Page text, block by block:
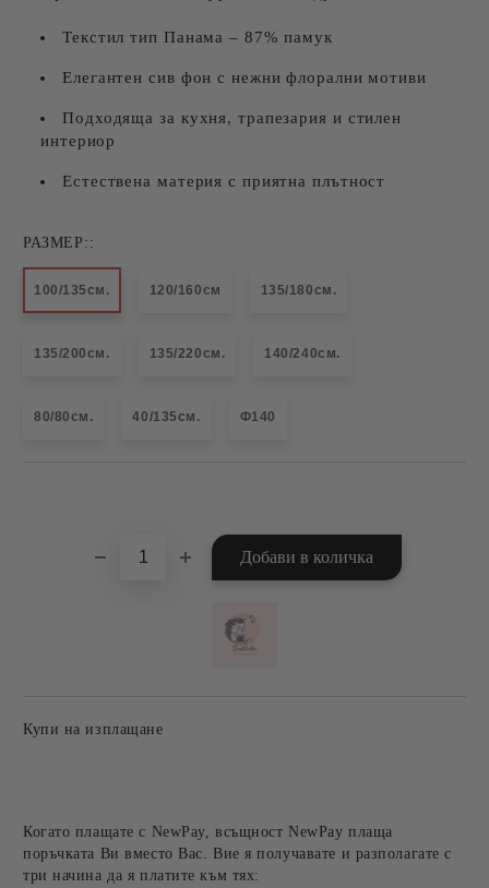
Текстил тип Панама – 87% памук
Елегантен сив фон с нежни флорални мотиви
Подходяща за кухня, трапезария и стилен
интериор
Естествена материя с приятна плътност
РАЗМЕР::
100/135см. 120/160см 135/180см.
135/200см. 135/220см. 140/240см.
80/80см. 40/135см. Ф140
Купи на изплащане
Когато плащате с NewPay, всъщност NewPay плаща
поръчката Ви вместо Вас. Вие я получавате и разполагате с
три начина да я платите към тях: